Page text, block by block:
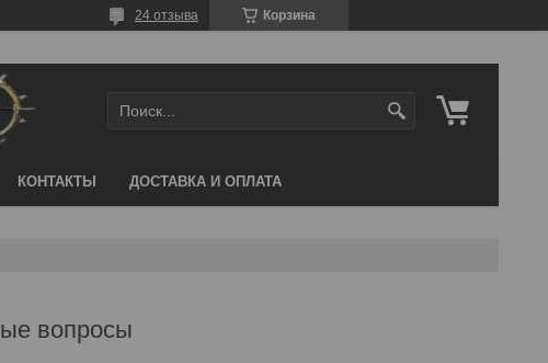
Корзина
24 отзыва
КОНТАКТЫ ДОСТАВКА И ОПЛАТА
вопросы